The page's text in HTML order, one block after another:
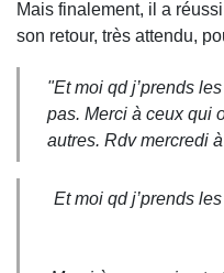
Mais finalement, il a
son retour, très attendu,
"Et moi qd j’prends
pas. Merci à ceux qui
autres. Rdv mercredi
Et moi qd j’prends